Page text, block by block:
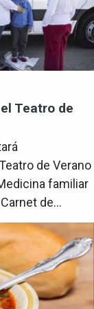
Teatro de
de Verano
familiar
de...